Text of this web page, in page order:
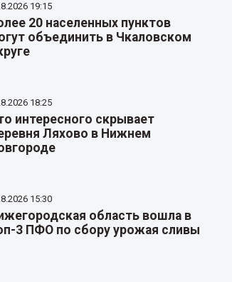
19:15
20 населенных пунктов
объединить в Чкаловском
18:25
интересного скрывает
Ляхово в Нижнем
15:30
область вошла в
3 ПФО по сбору урожая сливы